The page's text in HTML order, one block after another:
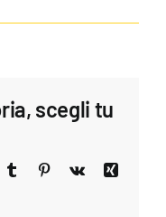
scegli tu
Tumblr Pinterest
Vk
Xing